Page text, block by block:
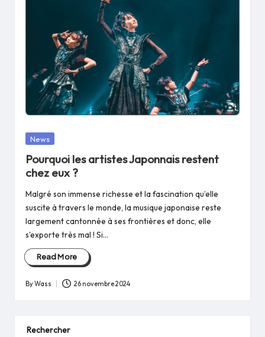
Posted
News
Pourquoi les artistes Japonnais restent
chez eux ?
Malgré son immense richesse et la fascination qu’elle
suscite à travers le monde, la musique japonaise reste
largement cantonnée à ses frontières et donc, elle
s'exporte très mal ! Si…
Read More
Posted
ByWass 26 novembre 2024
Rechercher